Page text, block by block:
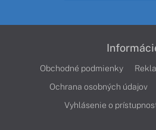
Obchodné podmienky
Ochrana osobných údajov
Vyhlásenie o